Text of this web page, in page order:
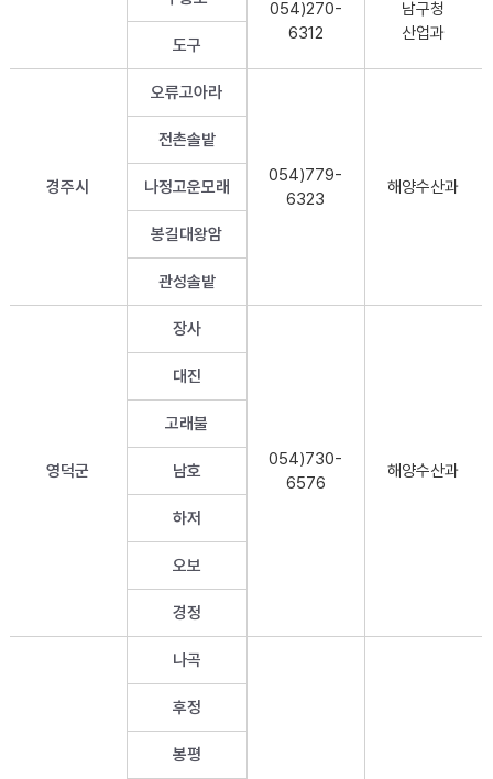
054)270-
6312
남구청
산업과
도구
경주시
오류고아라
054)779-
6323
해양수산과
전촌솔밭
나정고운모래
봉길대왕암
관성솔밭
영덕군
장사
054)730-
6576
해양수산과
대진
고래불
남호
하저
오보
경정
나곡
후정
봉평